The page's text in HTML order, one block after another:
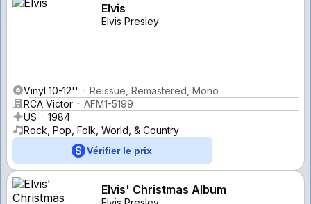
Elvis
Elvis Presley
Vinyl 10-12''
Reissue, Remastered, Mono
RCA Victor
AFM1-5199
US
1984
Rock, Pop, Folk, World, & Country
Vérifier le prix
Elvis' Christmas Album